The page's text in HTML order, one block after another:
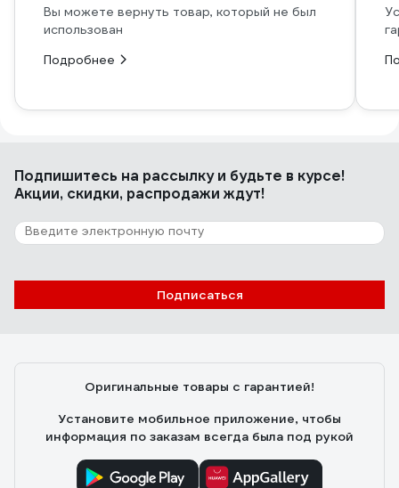
Вы можете вернуть товар, который не был
использован
Подробнее
Подпишитесь на рассылкуи будьте в курсе!
Акции, скидки, распродажи ждут!
Подписаться
Оригинальные товары с гарантией!
Установите мобильное приложение, чтобы
информация по заказам всегда была под рукой